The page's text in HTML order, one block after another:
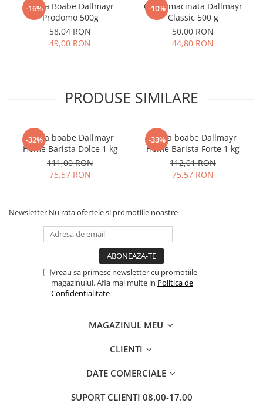
-16%
Cafea Boabe Dallmayr
Prodomo 500g
58,04 RON
49,00 RON
-10%
Cafea macinata Dallmayr
Classic 500 g
50,00 RON
44,80 RON
PRODUSE SIMILARE
-32%
Cafea boabe Dallmayr
Home Barista Dolce 1 kg
111,00 RON
75,57 RON
-33%
Cafea boabe Dallmayr
Home Barista Forte 1 kg
112,01 RON
75,57 RON
Newsletter Nu rata ofertele si promotiile noastre
Vreau sa primesc newsletter cu promotiile
magazinului. Afla mai multe in Politica de
Confidentialitate
MAGAZINUL MEU
CLIENTI
DATE COMERCIALE
SUPORT CLIENTI 08.00-17.00